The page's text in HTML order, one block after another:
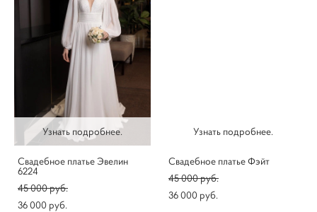
Узнать подробнее.
Свадебное платье Эвелин
6224
45 000 pуб.
36 000 pуб.
Узнать подробнее.
Свадебное платье Фэйт
45 000 pуб.
36 000 pуб.